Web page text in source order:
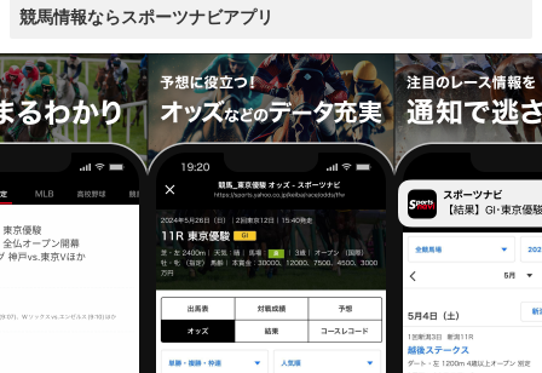
競馬情報ならスポーツナビアプリ